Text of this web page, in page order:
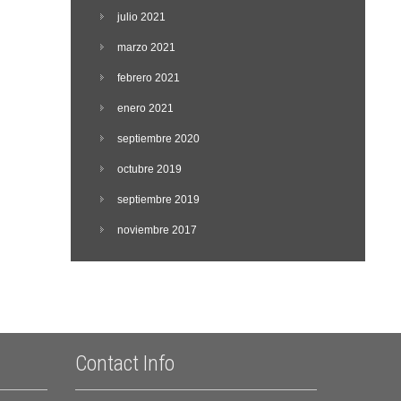
julio 2021
marzo 2021
febrero 2021
enero 2021
septiembre 2020
octubre 2019
septiembre 2019
noviembre 2017
Contact Info